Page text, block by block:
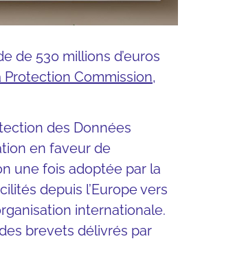
de 530 millions d’euros
Protection Commission,
des Données
en faveur de
une fois adoptée par la
depuis l’Europe vers
internationale.
brevets délivrés par